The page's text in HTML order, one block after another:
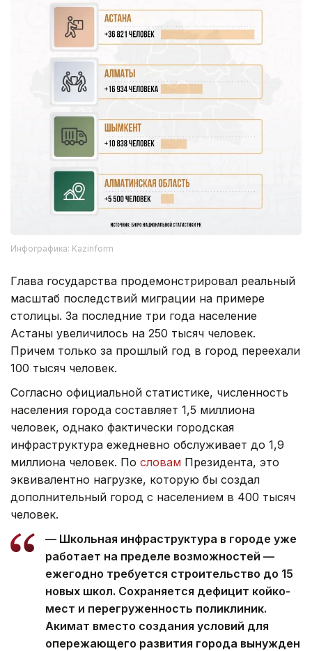
Инфографика: Kazinform
Глава государства продемонстрировал реальный
масштаб последствий миграции на примере
столицы. За последние три года население
Астаны увеличилось на 250 тысяч человек.
Причем только за прошлый год в город переехали
100 тысяч человек.
Согласно официальной статистике, численность
населения города составляет 1,5 миллиона
человек, однако фактически городская
инфраструктура ежедневно обслуживает до 1,9
миллиона человек. По словам Президента, это
эквивалентно нагрузке, которую бы создал
дополнительный город с населением в 400 тысяч
человек.
— Школьная инфраструктура в городе уже
работает на пределе возможностей —
ежегодно требуется строительство до 15
новых школ. Сохраняется дефицит койко-
мест и перегруженность поликлиник.
Акимат вместо создания условий для
опережающего развития города вынужден